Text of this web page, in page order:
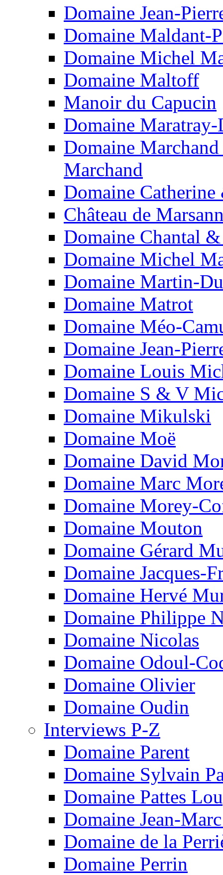
Domaine Jean-
Domaine Maldant-
Domaine Michel
Domaine Maltoff
Manoir du Capucin
Domaine
Domaine
Marchand
Domaine
Château de
Domaine Chantal
Domaine Michel
Domaine Martin-
Domaine Matrot
Domaine Méo-
Domaine Jean-
Domaine Louis
Domaine S & V
Domaine Mikulski
Domaine Moë
Domaine David
Domaine Marc
Domaine Morey-
Domaine Mouton
Domaine Gérard
Domaine Jacques-
Domaine Hervé
Domaine Philippe
Domaine Nicolas
Domaine Odoul-
Domaine Olivier
Domaine Oudin
Interviews P-Z
Domaine Parent
Domaine Sylvain
Domaine Pattes
Domaine Jean-
Domaine de la
Domaine Perrin